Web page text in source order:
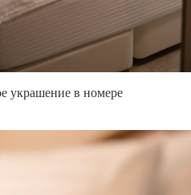
украшение в номере